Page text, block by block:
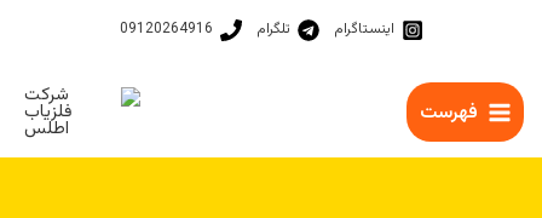
اینستاگرام تلگرام 09120264916
فهرست